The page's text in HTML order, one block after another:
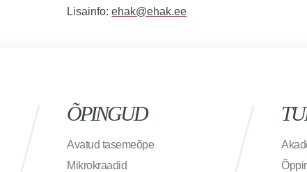
Lisainfo:ehak@ehak.ee
ÕPINGUD
Avatud tasemeõpe
Mikrokraadid